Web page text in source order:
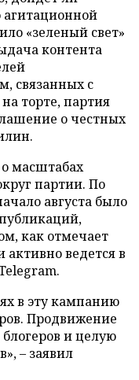
агитационной
«зеленый свет»
контента
связанных с
торте, партия
о честных
масштабах
партии. По
августа было
как отмечает
ведется в
в эту кампанию
Продвижение
и целую
– заявил